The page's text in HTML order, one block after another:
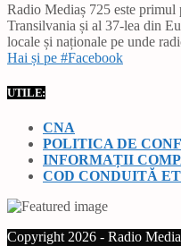
Radio Mediaș 725 este primul
Transilvania și al 37-lea din
locale și naționale pe unde
Hai și pe #Facebook
UTILE:
CNA
POLITICA DE
INFORMAȚII
COD CONDUITĂ
Copyright 2026 - Radio